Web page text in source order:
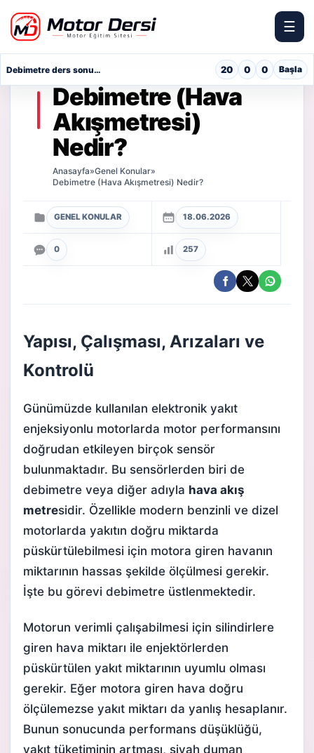
Motor Dersi
☰
Debimetre (Hava
Akışmetresi)
Nedir?
Anasayfa»Genel Konular»
Debimetre (Hava Akışmetresi) Nedir?
GENEL KONULAR 18.06.2026
0 257
Yapısı, Çalışması, Arızaları ve
Kontrolü
Günümüzde kullanılan elektronik yakıt
enjeksiyonlu motorlarda motor performansını
doğrudan etkileyen birçok sensör
bulunmaktadır. Bu sensörlerden biri de
debimetre veya diğer adıyla hava akış
metresidir. Özellikle modern benzinli ve dizel
motorlarda yakıtın doğru miktarda
püskürtülebilmesi için motora giren havanın
miktarının hassas şekilde ölçülmesi gerekir.
İşte bu görevi debimetre üstlenmektedir.
Motorun verimli çalışabilmesi için silindirlere
giren hava miktarı ile enjektörlerden
püskürtülen yakıt miktarının uyumlu olması
gerekir. Eğer motora giren hava doğru
ölçülemezse yakıt miktarı da yanlış hesaplanır.
Bunun sonucunda performans düşüklüğü,
yakıt tüketiminin artması, siyah duman
Debimetre ders sonu sınavı 20 0 0 Başla